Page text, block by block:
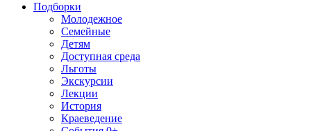
Подборки
Молодежное
Семейные
Детям
Доступная среда
Льготы
Экскурсии
Лекции
История
Краеведение